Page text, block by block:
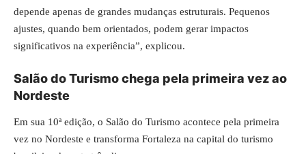
depende apenas de grandes mudanças estruturais. Pequenos
ajustes, quando bem orientados, podem gerar impactos
significativos na experiência”, explicou.
Salão do Turismo chega pela primeira vez ao
Nordeste
Em sua 10ª edição, o Salão do Turismo acontece pela primeira
vez no Nordeste e transforma Fortaleza na capital do turismo